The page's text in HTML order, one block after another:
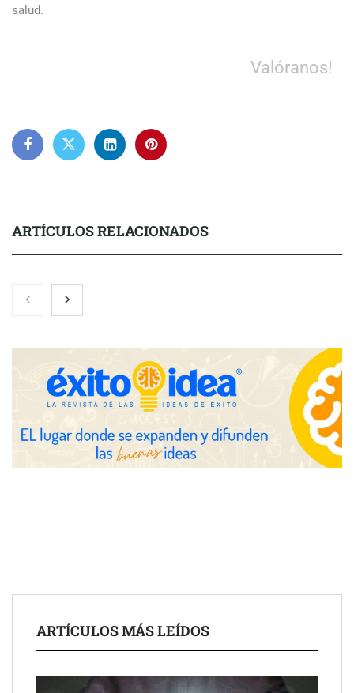
salud.
Valóranos!
ARTÍCULOS RELACIONADOS
El 82% de empresas industriales no encuentra personal
disponible: 100.000€ para formar nuevos profesionales
Nicols presenta seis modelos de anillos de compromiso para el
eclipse solar del 12 de agosto
Zoomex mejora su Strategy Center con herramientas
avanzadas para trading estratégico
ARTÍCULOS MÁS LEÍDOS